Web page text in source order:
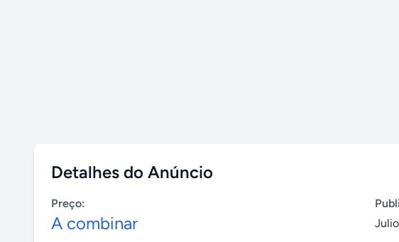
Detalhes do Anúncio
Preço:
A combinar